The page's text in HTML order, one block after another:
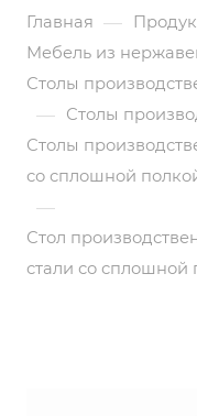
Главная —
Мебель из
Столы
— Столы
Столы
со сплошной
—
Стол
стали со сплошной